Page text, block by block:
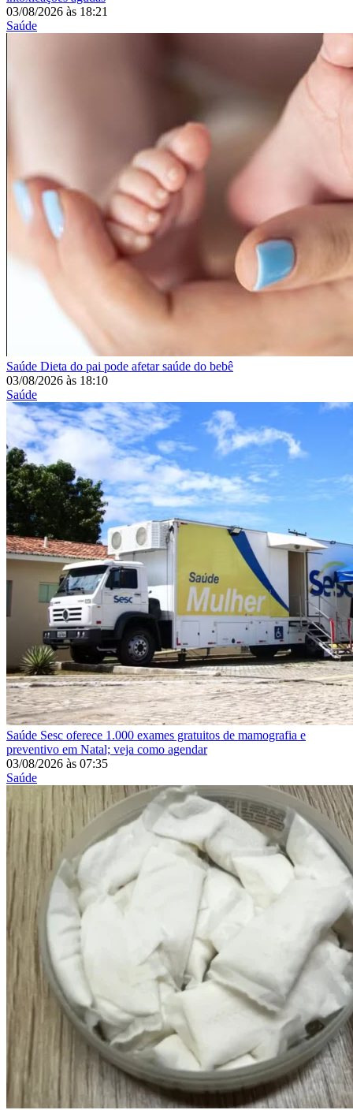
03/08/2026 às 18:21
Saúde
Saúde Dieta do pai pode afetar saúde do bebê
03/08/2026 às 18:10
Saúde
Saúde Sesc oferece 1.000 exames gratuitos de mamografia e
preventivo em Natal; veja como agendar
03/08/2026 às 07:35
Saúde